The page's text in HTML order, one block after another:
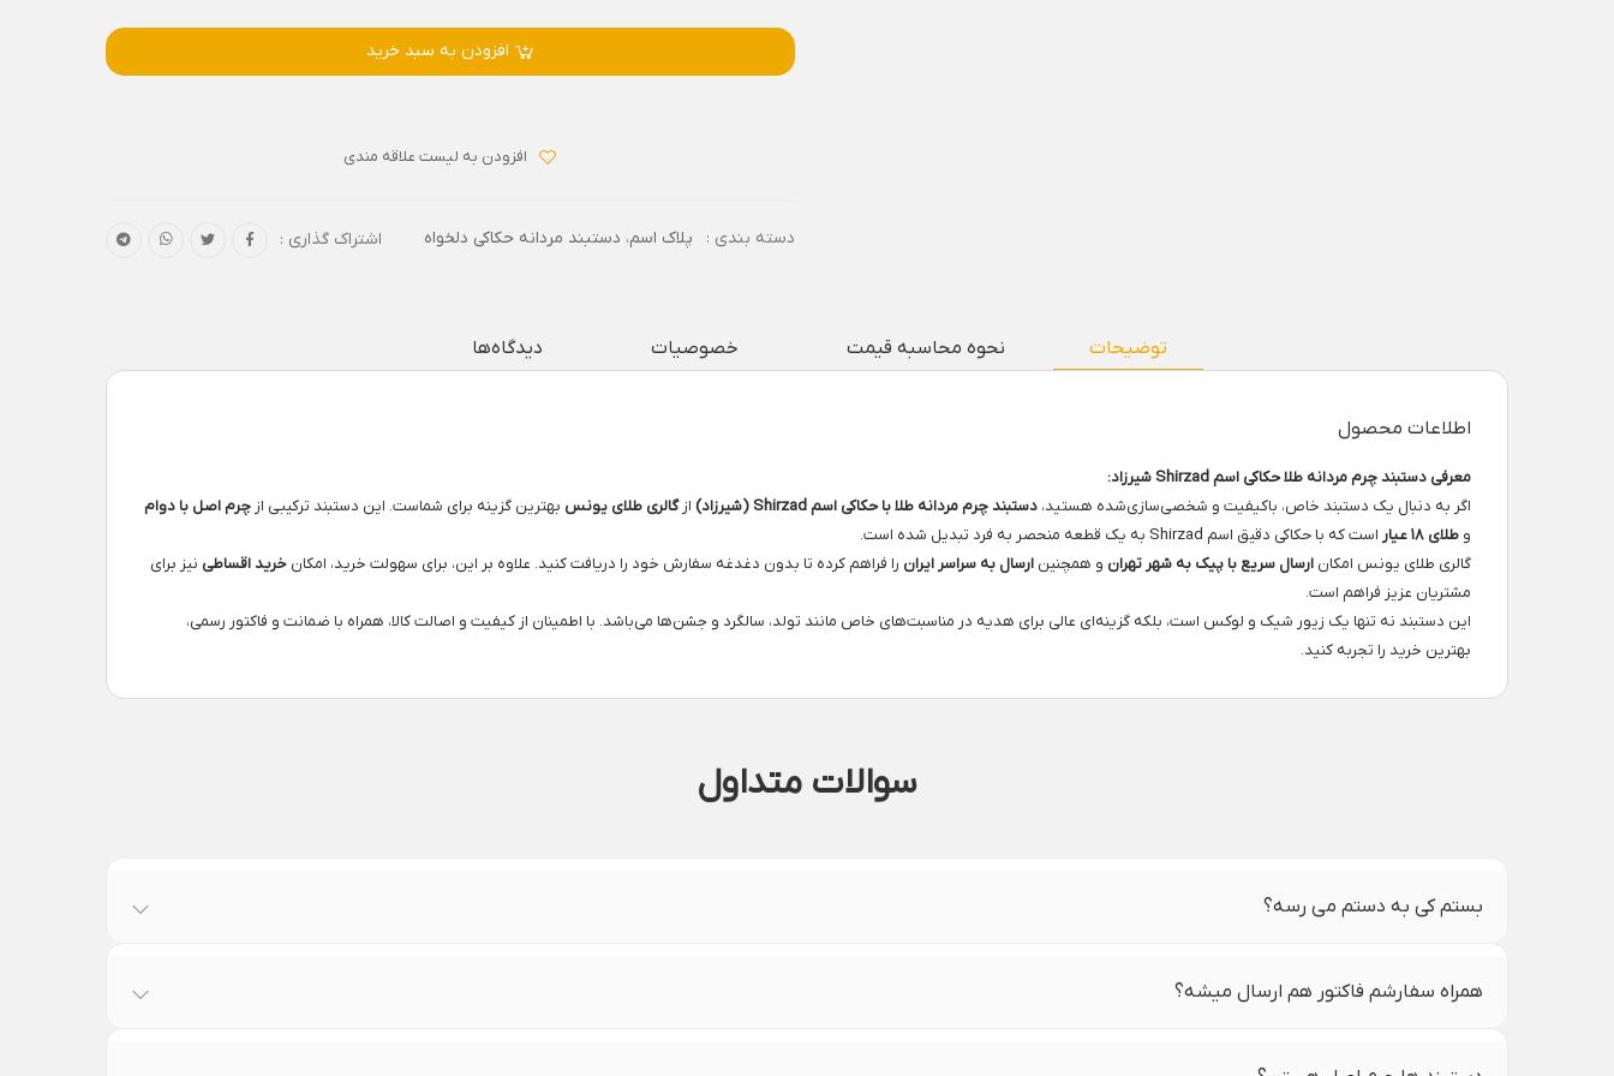
افزودن به سبد خرید
افزودن به لیست علاقه مندی
دسته بندی : پلاک اسم، دستبند مردانه حکاکی دلخواه اشتراک گذاری :
توضیحات نحوه محاسبه قیمت خصوصیات دیدگاه‌ها
اطلاعات محصول
معرفی دستبند چرم مردانه طلا حکاکی اسم Shirzad شیرزاد:
اگر به دنبال یک دستبند خاص، باکیفیت و شخصی‌سازی‌شده هستید، دستبند چرم مردانه طلا با حکاکی اسم Shirzad (شیرزاد) ازگالری طلای یونس بهترین گزینه برای شماست. این دستبند ترکیبی از چرم اصل با دوام
و طلای ۱۸ عیار
است که با حکاکی دقیق اسم Shirzad به یک قطعه منحصر به فرد تبدیل شده است.
گالری طلای یونس امکان ارسال سریع با پیک به شهر تهران و همچنین ارسال به سراسر ایران را فراهم کرده تا بدون دغدغه سفارش خود را دریافت کنید. علاوه بر این، برای سهولت خرید، امکان خرید اقساطی نیز برای
مشتریان عزیز فراهم است.
این دستبند نه تنها یک زیور شیک و لوکس است، بلکه گزینه‌ای عالی برای هدیه در مناسبت‌های خاص مانند تولد، سالگرد و جشن‌ها می‌باشد. با اطمینان از کیفیت و اصالت کالا، همراه با ضمانت و فاکتور رسمی،
بهترین خرید را تجربه کنید.
سوالات متداول
بستم کی به دستم می رسه؟
همراه سفارشم فاکتور هم ارسال میشه؟